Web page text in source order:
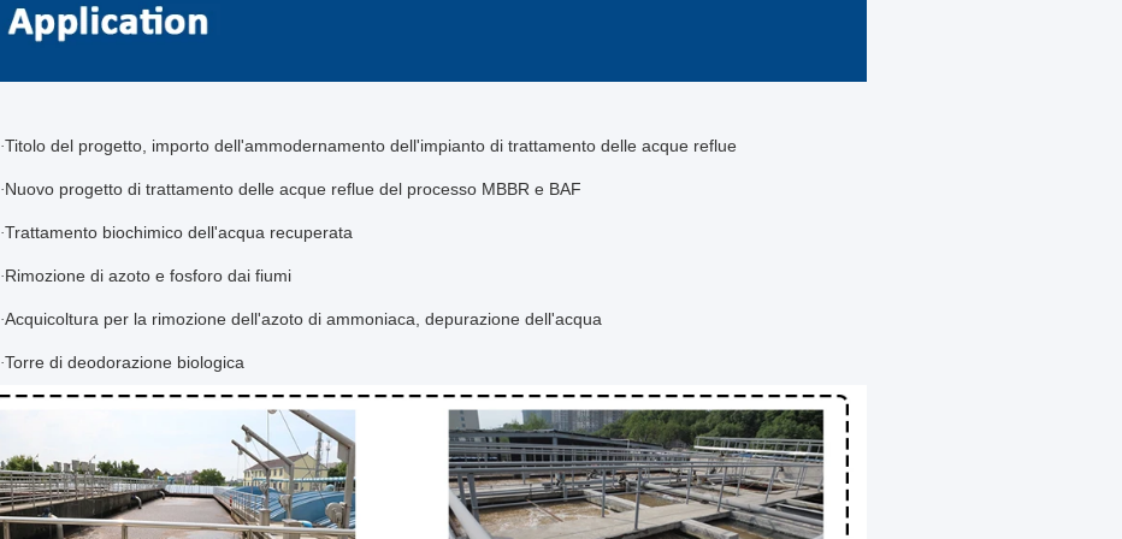
·Titolo del progetto, importo dell'ammodernamento dell'impianto di trattamento delle acque reflue
·Nuovo progetto di trattamento delle acque reflue del processo MBBR e BAF
·Trattamento biochimico dell'acqua recuperata
·Rimozione di azoto e fosforo dai fiumi
·Acquicoltura per la rimozione dell'azoto di ammoniaca, depurazione dell'acqua
·Torre di deodorazione biologica